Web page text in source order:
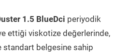
1.5 BlueDci periyodik
ettiği viskotize değerlerinde,
standart belgesine sahip